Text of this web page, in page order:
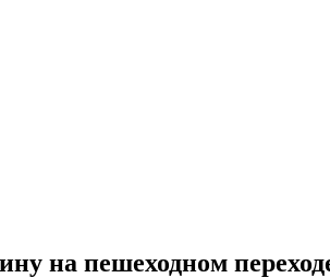
на пешеходном